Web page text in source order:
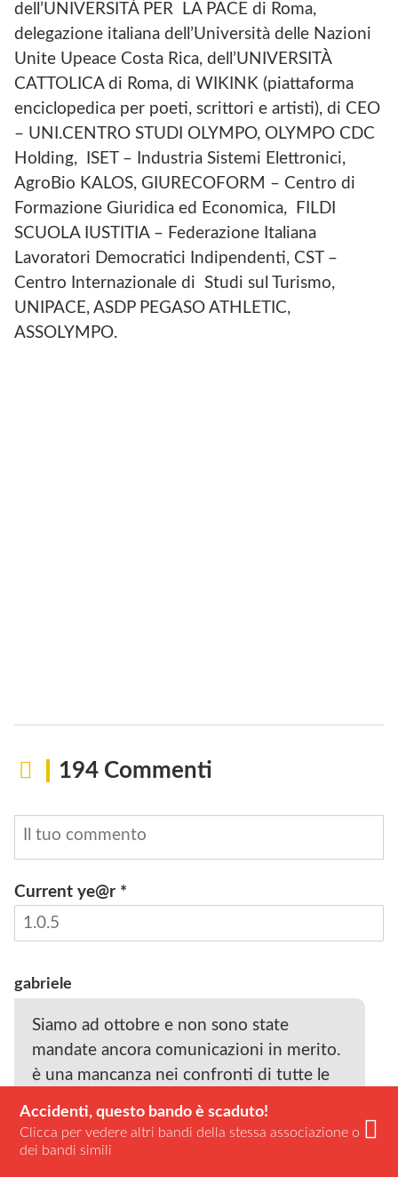
Accidenti, questo bando è scaduto!
Clicca per vedere altri bandi della stessa associazione o
dei bandi simili
dell’UNIVERSITÀ PER LA PACE di Roma,
delegazione italiana dell’Università delle Nazioni
Unite Upeace Costa Rica, dell’UNIVERSITÀ
CATTOLICA di Roma, di WIKINK (piattaforma
enciclopedica per poeti, scrittori e artisti), di CEO
– UNI.CENTRO STUDI OLYMPO, OLYMPO CDC
Holding, ISET – Industria Sistemi Elettronici,
AgroBio KALOS, GIURECOFORM – Centro di
Formazione Giuridica ed Economica, FILDI
SCUOLA IUSTITIA – Federazione Italiana
Lavoratori Democratici Indipendenti, CST –
Centro Internazionale di Studi sul Turismo,
UNIPACE, ASDP PEGASO ATHLETIC,
ASSOLYMPO.
194 Commenti
Current ye@r *
gabriele
Siamo ad ottobre e non sono state
mandate ancora comunicazioni in merito.
è una mancanza nei confronti di tutte le
partecipare
SCARICA